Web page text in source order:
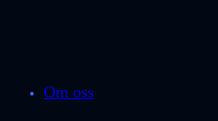
Om oss